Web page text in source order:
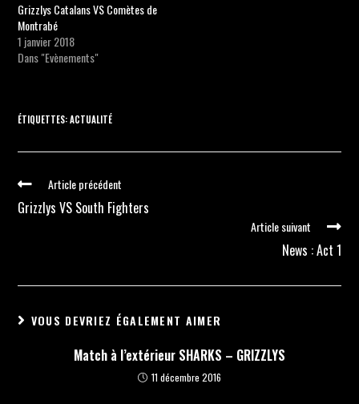
Grizzlys Catalans VS Comètes de
Montrabé
1 janvier 2018
Dans "Evènements"
ÉTIQUETTES:ACTUALITÉ
Article précédent
Grizzlys VS South Fighters
Article suivant
News : Act 1
VOUS DEVRIEZ ÉGALEMENT AIMER
Match à l’extérieur SHARKS – GRIZZLYS
11 décembre 2016